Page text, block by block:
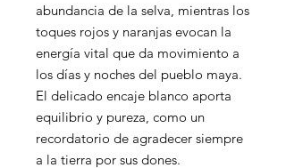
abundancia de la selva, mientras los
toques rojos y naranjas evocan la
energía vital que da movimiento a
los días y noches del pueblo maya.
El delicado encaje blanco aporta
equilibrio y pureza, como un
recordatorio de agradecer siempre
a la tierra por sus dones.